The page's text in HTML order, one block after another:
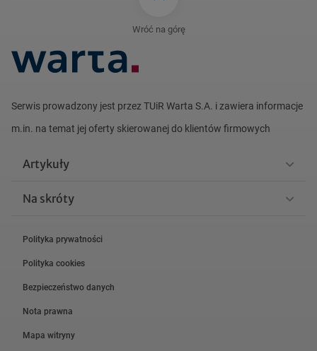
Wróć na górę
Serwis prowadzony jest przez TUiR Warta S.A. i zawiera informacje
m.in. na temat jej oferty skierowanej do klientów firmowych
Artykuły
Na skróty
Polityka prywatności
Polityka cookies
Bezpieczeństwo danych
Nota prawna
Mapa witryny